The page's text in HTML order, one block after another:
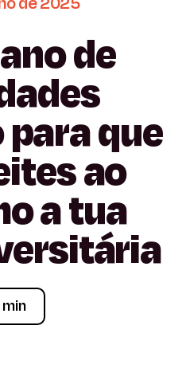
de
paraque
ao
atua